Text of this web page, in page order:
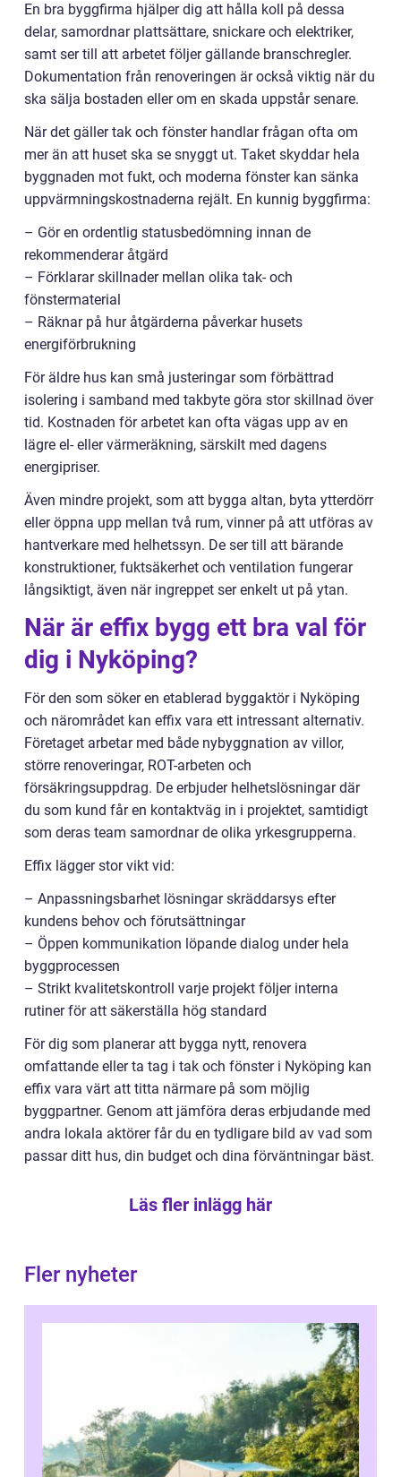
En bra byggfirma hjälper dig att hålla koll på dessa
delar, samordnar plattsättare, snickare och elektriker,
samt ser till att arbetet följer gällande branschregler.
Dokumentation från renoveringen är också viktig när du
ska sälja bostaden eller om en skada uppstår senare.
När det gäller tak och fönster handlar frågan ofta om
mer än att huset ska se snyggt ut. Taket skyddar hela
byggnaden mot fukt, och moderna fönster kan sänka
uppvärmningskostnaderna rejält. En kunnig byggfirma:
– Gör en ordentlig statusbedömning innan de
rekommenderar åtgärd
– Förklarar skillnader mellan olika tak- och
fönstermaterial
– Räknar på hur åtgärderna påverkar husets
energiförbrukning
För äldre hus kan små justeringar som förbättrad
isolering i samband med takbyte göra stor skillnad över
tid. Kostnaden för arbetet kan ofta vägas upp av en
lägre el- eller värmeräkning, särskilt med dagens
energipriser.
Även mindre projekt, som att bygga altan, byta ytterdörr
eller öppna upp mellan två rum, vinner på att utföras av
hantverkare med helhetssyn. De ser till att bärande
konstruktioner, fuktsäkerhet och ventilation fungerar
långsiktigt, även när ingreppet ser enkelt ut på ytan.
När är effix bygg ett bra val för
dig i Nyköping?
För den som söker en etablerad byggaktör i Nyköping
och närområdet kan effix vara ett intressant alternativ.
Företaget arbetar med både nybyggnation av villor,
större renoveringar, ROT-arbeten och
försäkringsuppdrag. De erbjuder helhetslösningar där
du som kund får en kontaktväg in i projektet, samtidigt
som deras team samordnar de olika yrkesgrupperna.
Effix lägger stor vikt vid:
– Anpassningsbarhet lösningar skräddarsys efter
kundens behov och förutsättningar
– Öppen kommunikation löpande dialog under hela
byggprocessen
– Strikt kvalitetskontroll varje projekt följer interna
rutiner för att säkerställa hög standard
För dig som planerar att bygga nytt, renovera
omfattande eller ta tag i tak och fönster i Nyköping kan
effix vara värt att titta närmare på som möjlig
byggpartner. Genom att jämföra deras erbjudande med
andra lokala aktörer får du en tydligare bild av vad som
passar ditt hus, din budget och dina förväntningar bäst.
Läs fler inlägg här
Fler nyheter